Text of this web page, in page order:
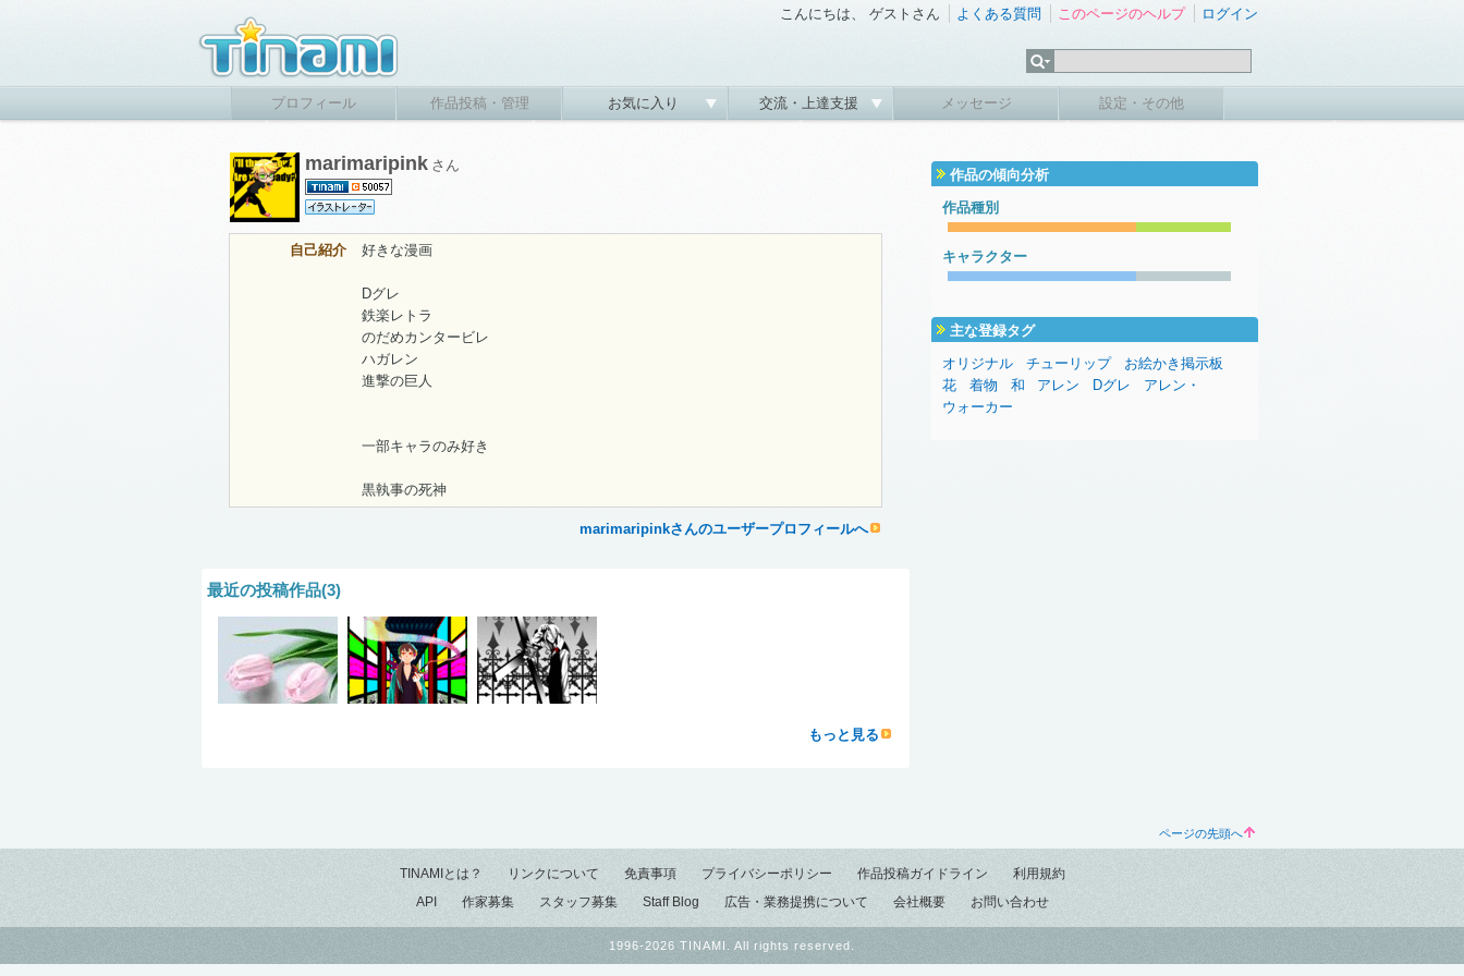
こんにちは、 ゲストさん よくある質問 このページのヘルプ ログイン
プロフィール 作品投稿・管理 お気に入り 交流・上達支援 メッセージ 設定・その他
marimaripink さん
自己紹介 好きな漫画
Dグレ
鉄楽レトラ
のだめカンタービレ
ハガレン
進撃の巨人
一部キャラのみ好き
黒執事の死神
marimaripinkさんのユーザープロフィールへ
最近の投稿作品(3)
もっと見る
作品の傾向分析
作品種別
キャラクター
主な登録タグ
オリジナル
チューリップ
お絵かき掲示板
花
着物 和 アレン Dグレ
アレン・
ウォーカー
ページの先頭へ
TINAMIとは？ リンクについて 免責事項 プライバシーポリシー 作品投稿ガイドライン
利用規約
API
作家募集 スタッフ募集 Staff Blog 広告・業務提携について 会社概要 お問い合わせ
1996-2026 TINAMI. All rights reserved.